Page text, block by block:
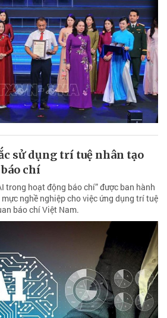
sử dụng trí tuệ nhân tạo
chí
trong hoạt động báo chí” được ban hành
nghề nghiệp cho việc ứng dụng trí tuệ
báo chí Việt Nam.